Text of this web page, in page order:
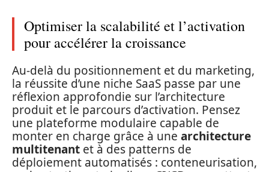
Optimiser la scalabilité et l’activation
pour accélérer la croissance
Au-delà du positionnement et du marketing,
la réussite d’une niche SaaS passe par une
réflexion approfondie sur l’architecture
produit et le parcours d’activation. Pensez
une plateforme modulaire capable de
monter en charge grâce à une architecture
multitenant et à des patterns de
déploiement automatisés : conteneurisation,